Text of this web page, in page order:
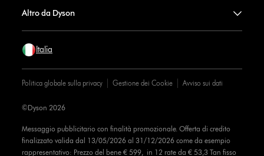
Altro da Dyson
Italia
Politica globale sulla privacy Gestione dei Cookie Avviso sui dati
Messaggio pubblicitario con finalità promozionale. Offerta di credito
finalizzato valida dal 13/05/2026 al 31/12/2026 come da esempio
rappresentativo: Prezzo del bene € 599, in 12 rate da € 53,3 Tan fisso
©Dyson 2026